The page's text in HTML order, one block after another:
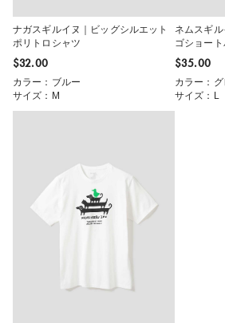
ナガスギルイヌ｜ビッグシルエット
ポリトロシャツ
$‌32.00
カラー：ブルー
サイズ：M
ネムスギ
ゴショー
$‌35.00
カラー：グ
サイズ：L